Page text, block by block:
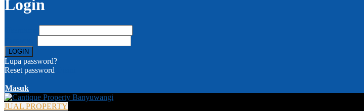
Login
Lupa password?
Reset password
Masuk
JUAL PROPERTY